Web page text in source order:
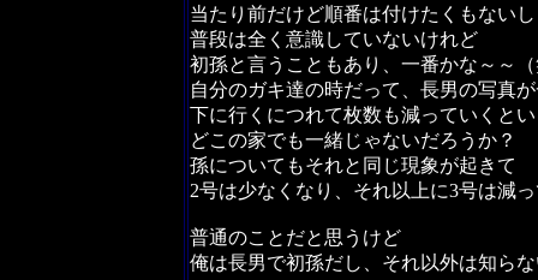
当たり前だけど順番は付けたくもないし
普段は全く意識していないけれど
初孫と言うこともあり、一番かな～～
自分のガキ達の時だって、長男の写真
下に行くにつれて枚数も減っていくと
どこの家でも一緒じゃないだろうか？
孫についてもそれと同じ現象が起きて
2号は少なくなり、それ以上に3号は減
普通のことだと思うけど
俺は長男で初孫だし、それ以外は知ら